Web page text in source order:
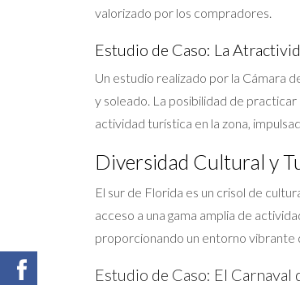
valorizado por los compradores.
Estudio de Caso: La
Un estudio realizado por la Cámara
y soleado. La posibilidad de
actividad turística en la zona,
Diversidad Cultural y
El sur de Florida es un crisol de
acceso a una gama amplia de
proporcionando un entorno vibrante
Estudio de Caso: El Carnaval